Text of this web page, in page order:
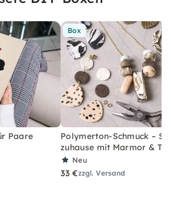
Paare
Box
Polymerton-Schmuck –
zuhause mit Marmor &
Neu
33 €zzgl. Versand